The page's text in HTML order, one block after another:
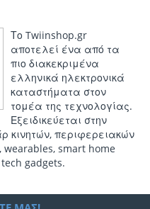
Το Twiinshop.gr
αποτελεί ένα από τα
πιο διακεκριμένα
ελληνικά ηλεκτρονικά
καταστήματα στον
τομέα της τεχνολογίας.
Εξειδικεύεται στην
κινητών, περιφερειακών
wearables, smart home
gadgets.